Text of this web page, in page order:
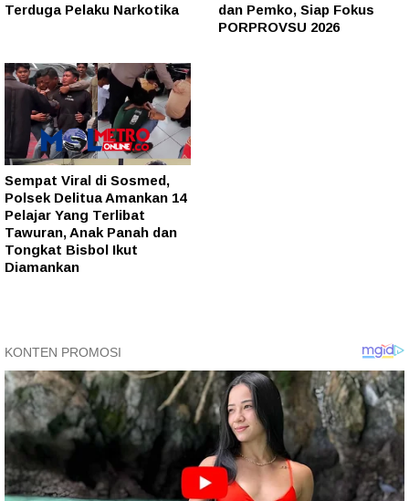
Terduga Pelaku Narkotika
dan Pemko, Siap Fokus
PORPROVSU 2026
Sempat Viral di Sosmed,
Polsek Delitua Amankan 14
Pelajar Yang Terlibat
Tawuran, Anak Panah dan
Tongkat Bisbol Ikut
Diamankan